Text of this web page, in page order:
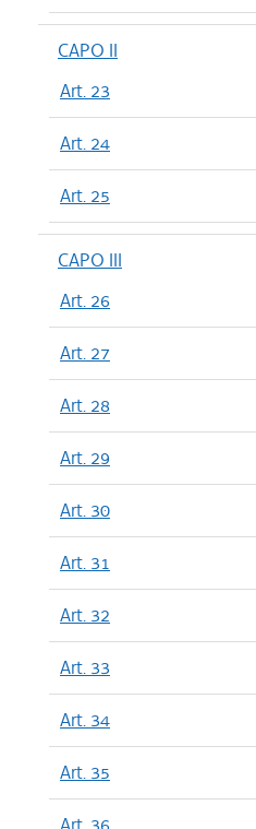
CAPO II
Art. 23
Art. 24
Art. 25
CAPO III
Art. 26
Art. 27
Art. 28
Art. 29
Art. 30
Art. 31
Art. 32
Art. 33
Art. 34
Art. 35